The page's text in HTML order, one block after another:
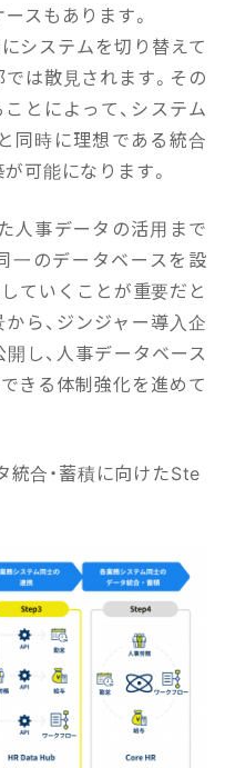
スもあります。
システムを切り替えて
は散見されます。その
とによって、システム
同時に理想である統合
可能になります。
人事データの活用まで
一のデータベースを設
ていくことが重要だと
ら、ジンジャー導入企
し、人事データベース
きる体制強化を進めて
統合・蓄積に向けたSte